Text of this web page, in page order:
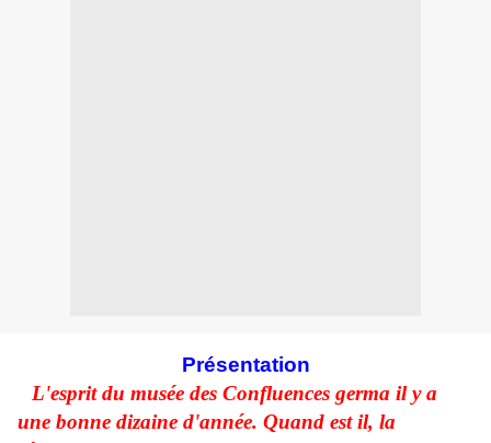
Présentation
L'esprit du musée des Confluences germa il y a
une bonne dizaine d'année. Quand est il, la